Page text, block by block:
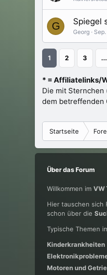
G Spiegel
Georg
1 2 3 ...
* = Affiliatelinks/
Die mit
dem betreffenden
Startseite
Über das Forum
Willkommen im VW
Hier tauschen sich
schon über die
Typische Themen
Kinderkrankheiten
Motoren und